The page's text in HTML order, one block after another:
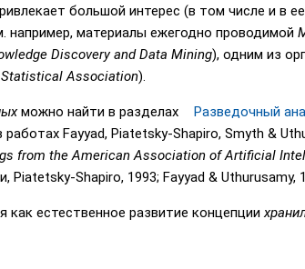
большой интерес (в том числе и в
например, материалы ежегодно проводимой
Discovery and Data Mining), одним из
Association).
можно найти в разделах Разведочный
Fayyad, Piatetsky-Shapiro, Smyth &
from the American Association of Artificial
Piatetsky-Shapiro, 1993; Fayyad & Uthurusamy,
как естественное развитие концепции